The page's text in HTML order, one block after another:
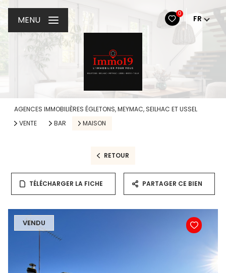
0
FR
MENU
AGENCES IMMOBILIÈRES ÉGLETONS, MEYMAC, SEILHAC ET USSEL
VENTE
BAR MAISON
RETOUR
TÉLÉCHARGER LA FICHE PARTAGER CE BIEN
VENDU